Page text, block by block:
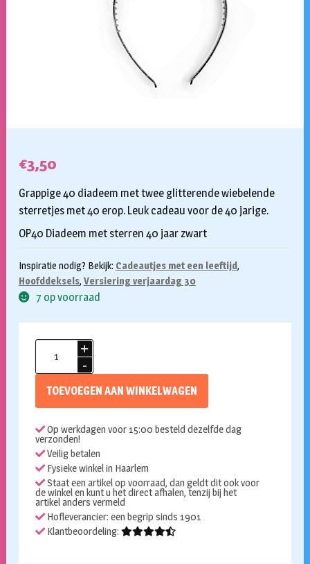
€3,50
Grappige 40 diadeem met twee glitterende wiebelende
sterretjes met 40 erop. Leuk cadeau voor de 40 jarige.
OP40 Diadeem met sterren 40 jaar zwart
Inspiratie nodig? Bekijk: Cadeautjes met een leeftijd,
Hoofddeksels, Versiering verjaardag 30
7 op voorraad
wiebel
TOEVOEGEN AAN WINKELWAGEN
Op werkdagen voor 15:00 besteld dezelfde dag
verzonden!
Veilig betalen
Fysieke winkel in Haarlem
Staat een artikel op voorraad, dan geldt dit ook voor
de winkel en kunt u het direct afhalen, tenzij bij het
artikel anders vermeld
Hofleverancier: een begrip sinds 1901
Klantbeoordeling: